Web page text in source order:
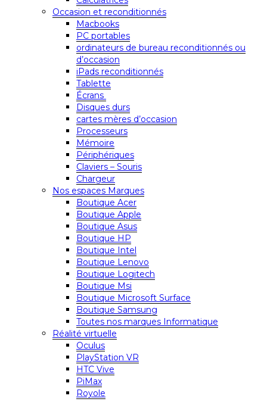
Occasion et reconditionnés
Macbooks
PC portables
ordinateurs de bureau reconditionnés ou
d’occasion
iPads reconditionnés
Tablette
Écrans
Disques durs
cartes mères d’occasion
Processeurs
Mémoire
Périphériques
Claviers – Souris
Chargeur
Nos espaces Marques
Boutique Acer
Boutique Apple
Boutique Asus
Boutique HP
Boutique Intel
Boutique Lenovo
Boutique Logitech
Boutique Msi
Boutique Microsoft Surface
Boutique Samsung
Toutes nos marques Informatique
Réalité virtuelle
Oculus
PlayStation VR
HTC Vive
PiMax
Royole